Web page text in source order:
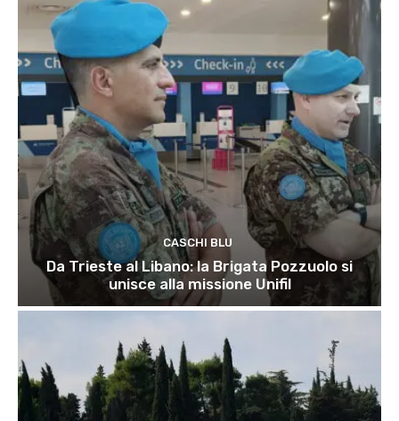
CASCHI BLU
Da Trieste al Libano: la Brigata Pozzuolo si
unisce alla missione Unifil